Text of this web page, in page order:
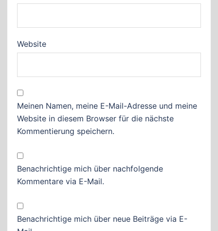
Website
Meinen Namen, meine E-Mail-Adresse und meine
Website in diesem Browser für die nächste
Kommentierung speichern.
Benachrichtige mich über nachfolgende
Kommentare via E-Mail.
Benachrichtige mich über neue Beiträge via E-